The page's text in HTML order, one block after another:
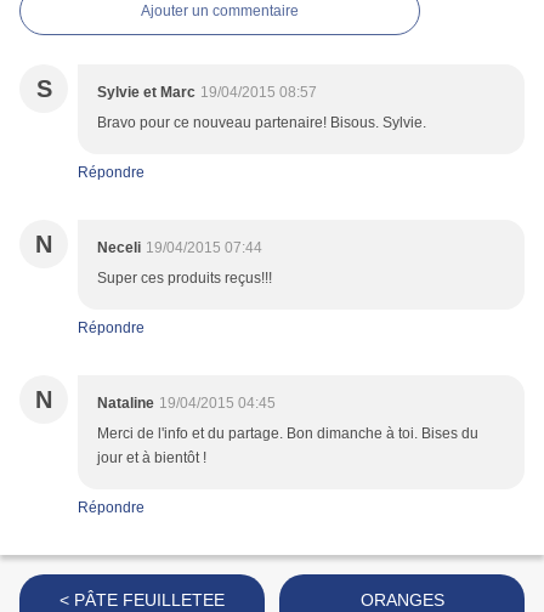
Ajouter un commentaire
S Sylvie et Marc 19/04/2015 08:57
Bravo pour ce nouveau partenaire! Bisous. Sylvie.
Répondre
N Neceli 19/04/2015 07:44
Super ces produits reçus!!!
Répondre
N Nataline 19/04/2015 04:45
Merci de l'info et du partage. Bon dimanche à toi. Bises du
jour et à bientôt !
Répondre
< PÂTE FEUILLETEE
ORANGES